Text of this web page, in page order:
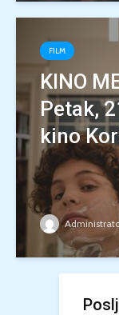
FILM
KINO
Petak,
kino